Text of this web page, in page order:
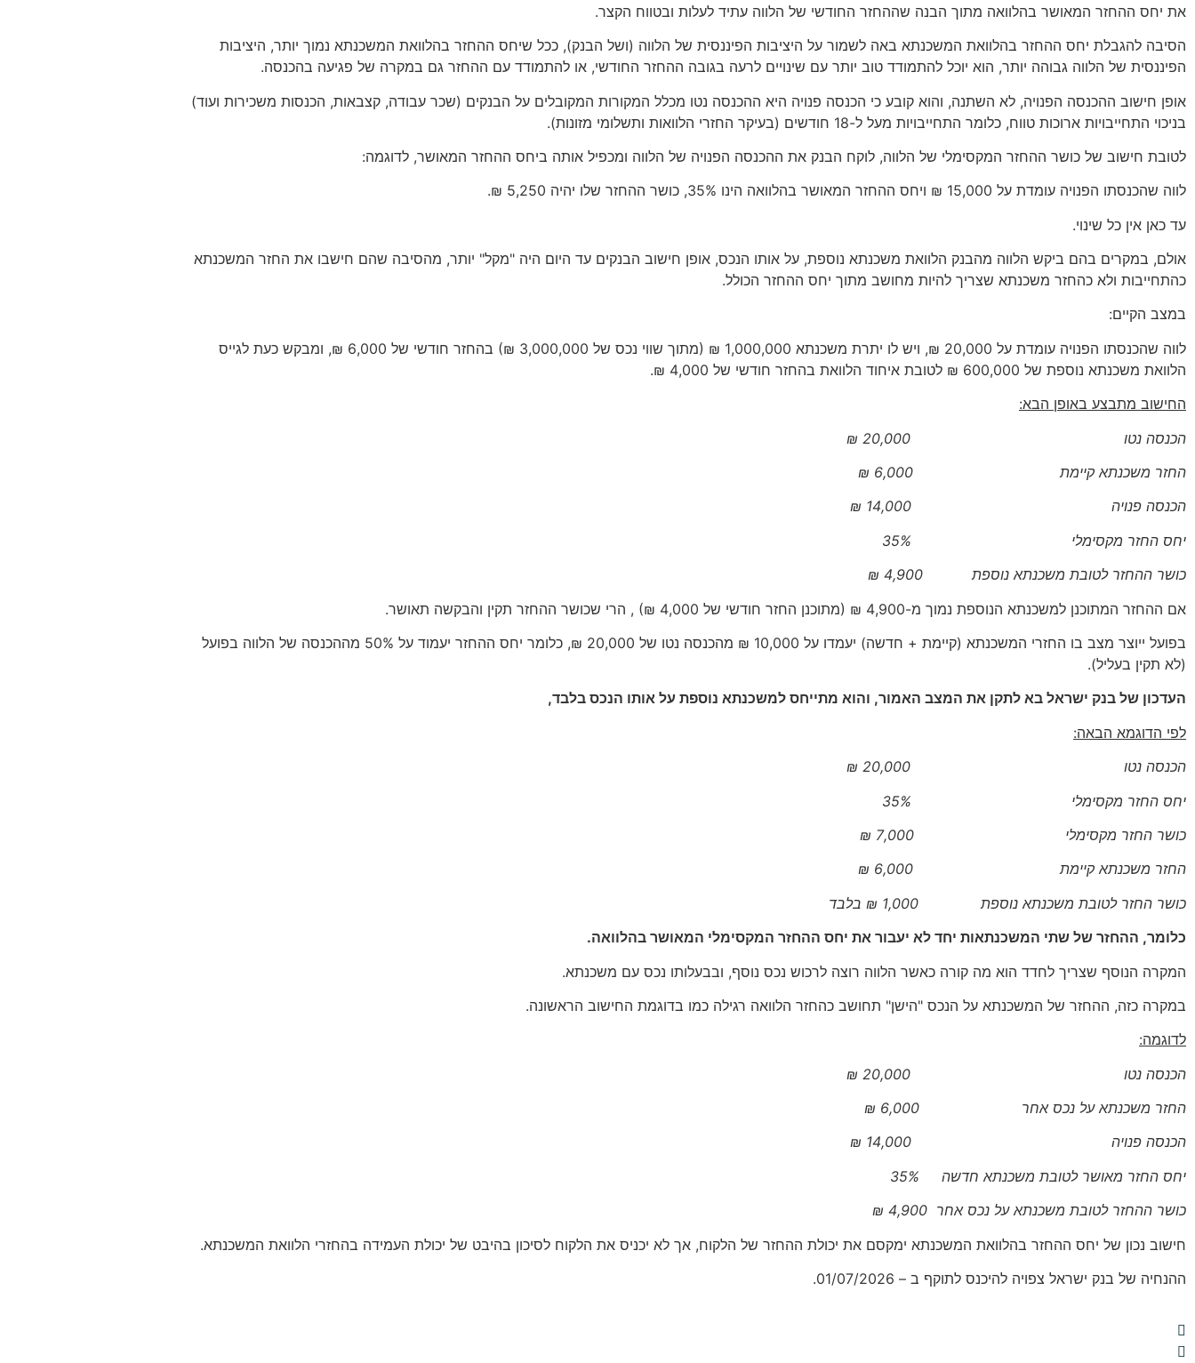
את יחס ההחזר המאושר בהלוואה מתוך הבנה שההחזר החודשי של הלווה עתיד לעלות ובטווח הקצר.
הסיבה להגבלת יחס ההחזר בהלוואת המשכנתא באה לשמור על היציבות הפיננסית של הלווה (ושל הבנק), ככל שיחס ההחזר בהלוואת המשכנתא נמוך יותר, היציבות
הפיננסית של הלווה גבוהה יותר, הוא יוכל להתמודד טוב יותר עם שינויים לרעה בגובה ההחזר החודשי, או להתמודד עם ההחזר גם במקרה של פגיעה בהכנסה.
אופן חישוב ההכנסה הפנויה, לא השתנה, והוא קובע כי הכנסה פנויה היא ההכנסה נטו מכלל המקורות המקובלים על הבנקים (שכר עבודה, קצבאות, הכנסות משכירות ועוד)
בניכוי התחייבויות ארוכות טווח, כלומר התחייבויות מעל ל-18 חודשים (בעיקר החזרי הלוואות ותשלומי מזונות).
לטובת חישוב של כושר ההחזר המקסימלי של הלווה, לוקח הבנק את ההכנסה הפנויה של הלווה ומכפיל אותה ביחס ההחזר המאושר, לדוגמה:
לווה שהכנסתו הפנויה עומדת על 15,000 ₪ ויחס ההחזר המאושר בהלוואה הינו 35%, כושר ההחזר שלו יהיה 5,250 ₪.
עד כאן אין כל שינוי.
אולם, במקרים בהם ביקש הלווה מהבנק הלוואת משכנתא נוספת, על אותו הנכס, אופן חישוב הבנקים עד היום היה "מקל" יותר, מהסיבה שהם חישבו את החזר המשכנתא
כהתחייבות ולא כהחזר משכנתא שצריך להיות מחושב מתוך יחס ההחזר הכולל.
במצב הקיים:
לווה שהכנסתו הפנויה עומדת על 20,000 ₪, ויש לו יתרת משכנתא 1,000,000 ₪ (מתוך שווי נכס של 3,000,000 ₪) בהחזר חודשי של 6,000 ₪, ומבקש כעת לגייס
הלוואת משכנתא נוספת של 600,000 ₪ לטובת איחוד הלוואת בהחזר חודשי של 4,000 ₪.
החישוב מתבצע באופן הבא:
הכנסה נטו 20,000 ₪
החזר משכנתא קיימת 6,000 ₪
הכנסה פנויה 14,000 ₪
יחס החזר מקסימלי 35%
כושר ההחזר לטובת משכנתא נוספת 4,900 ₪
אם ההחזר המתוכנן למשכנתא הנוספת נמוך מ-4,900 ₪ (מתוכנן החזר חודשי של 4,000 ₪) , הרי שכושר ההחזר תקין והבקשה תאושר.
בפועל ייוצר מצב בו החזרי המשכנתא (קיימת + חדשה) יעמדו על 10,000 ₪ מהכנסה נטו של 20,000 ₪, כלומר יחס ההחזר יעמוד על 50% מההכנסה של הלווה בפועל
(לא תקין בעליל).
העדכון של בנק ישראל בא לתקן את המצב האמור, והוא מתייחס למשכנתא נוספת על אותו הנכס בלבד,
לפי הדוגמא הבאה:
הכנסה נטו 20,000 ₪
יחס החזר מקסימלי 35%
כושר החזר מקסימלי 7,000 ₪
החזר משכנתא קיימת 6,000 ₪
כושר החזר לטובת משכנתא נוספת 1,000 ₪ בלבד
כלומר, ההחזר של שתי המשכנתאות יחד לא יעבור את יחס ההחזר המקסימלי המאושר בהלוואה.
המקרה הנוסף שצריך לחדד הוא מה קורה כאשר הלווה רוצה לרכוש נכס נוסף, ובבעלותו נכס עם משכנתא.
במקרה כזה, ההחזר של המשכנתא על הנכס "הישן" תחושב כהחזר הלוואה רגילה כמו בדוגמת החישוב הראשונה.
לדוגמה:
הכנסה נטו 20,000 ₪
החזר משכנתא על נכס אחר 6,000 ₪
הכנסה פנויה 14,000 ₪
יחס החזר מאושר לטובת משכנתא חדשה 35%
כושר ההחזר לטובת משכנתא על נכס אחר 4,900 ₪
חישוב נכון של יחס ההחזר בהלוואת המשכנתא ימקסם את יכולת ההחזר של הלקוח, אך לא יכניס את הלקוח לסיכון בהיבט של יכולת העמידה בהחזרי הלוואת המשכנתא.
ההנחיה של בנק ישראל צפויה להיכנס לתוקף ב – 01/07/2026.